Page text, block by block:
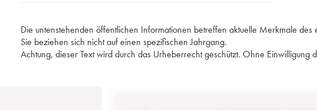
Die untenstehenden öffentlichen Informationen betreffen aktuelle Merkmale des
Sie beziehen sich nicht auf einen spezifischen Jahrgang.
Achtung, dieser Text wird durch das Urheberrecht geschützt. Ohne Einwilligung